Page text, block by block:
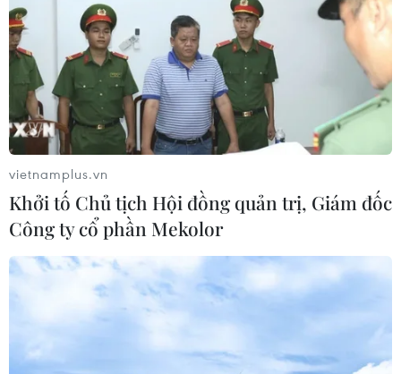
#Đồng USD tăng #Tỷ giá VND/USD
#Áp lực tỷ giá
#Thặng dư thương mại
#Ngân hàng Nhà nước
vietnamplus.vn
Khởi tố Chủ tịch Hội đồng quản trị, Giám đốc
Công ty cổ phần Mekolor